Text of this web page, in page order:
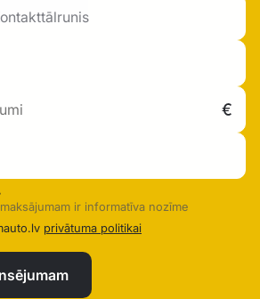
ir informatīva nozīme
privātuma politikai